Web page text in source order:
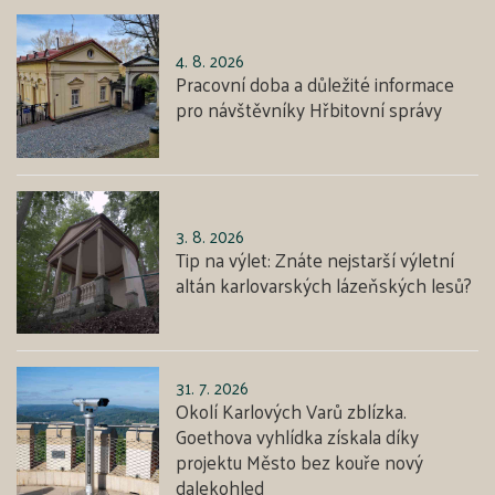
4. 8. 2026
Pracovní doba a důležité informace
pro návštěvníky Hřbitovní správy
3. 8. 2026
Tip na výlet: Znáte nejstarší výletní
altán karlovarských lázeňských lesů?
31. 7. 2026
Okolí Karlových Varů zblízka.
Goethova vyhlídka získala díky
projektu Město bez kouře nový
dalekohled